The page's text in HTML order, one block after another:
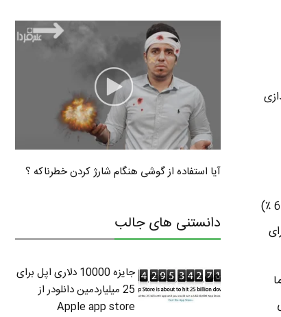
%87 از صاحبان گوشی هوشمند از طریق گجت قابل حمل خود به اینترنت و ایمیل دسترسی دارند. دو سوم (68 ٪)
آیا استفاده از گوشی هنگام شارژ کردن خطرناکه ؟
دانستنی های جالب
جایزه 10000 دلاری اپل برای
25 میلیاردمین دانلودر از
Apple app store